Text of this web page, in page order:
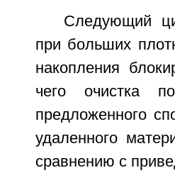
Следующий
при больших
накопления
чего очистка
предложенного
удаленного
сравнению с